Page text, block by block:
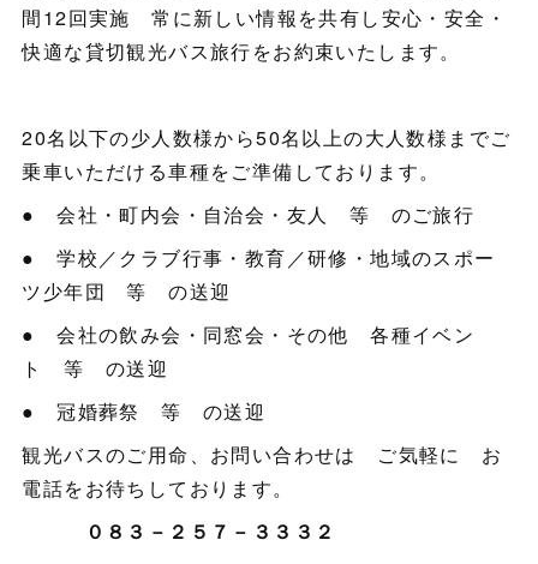
間12回実施 常に新しい情報を共有し安心・安全・
快適な貸切観光バス旅行をお約束いたします。
20名以下の少人数様から50名以上の大人数様までご
乗車いただける車種をご準備しております。
● 会社・町内会・自治会・友人 等 のご旅行
● 学校／クラブ行事・教育／研修・地域のスポー
ツ少年団 等 の送迎
● 会社の飲み会・同窓会・その他 各種イベン
ト 等 の送迎
● 冠婚葬祭 等 の送迎
観光バスのご用命、お問い合わせは ご気軽に お
電話をお待ちしております。
０８３－２５７－３３３２